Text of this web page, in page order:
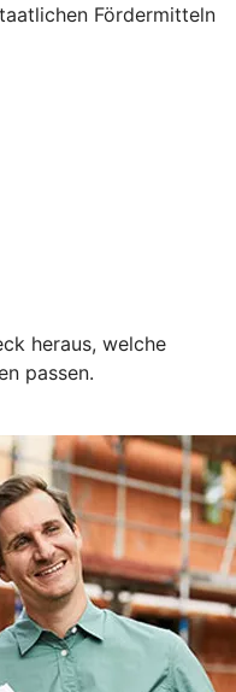
Fördermitteln
heraus, welche
passen.